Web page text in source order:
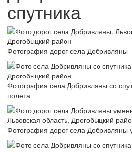
спутника
Фотография дорог села Добривляны
Фотография села Добривляны со
полета
Фотография дорог села Добривляны